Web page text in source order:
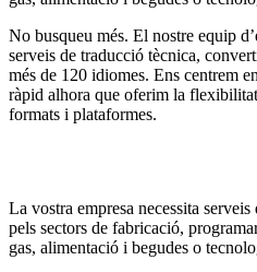
No busqueu més. El nostre equip
serveis de traducció tècnica,
més de 120 idiomes. Ens centrem
ràpid alhora que oferim la
formats i plataformes.
La vostra empresa necessita
pels sectors de fabricació,
gas, alimentació i begudes o